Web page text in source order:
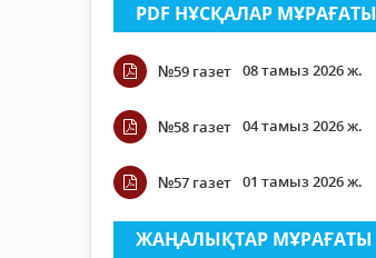
PDF НҰСҚАЛАР МҰРАҒАТЫ
№59 газет 08 тамыз 2026 ж.
№58 газет 04 тамыз 2026 ж.
№57 газет 01 тамыз 2026 ж.
ЖАҢАЛЫҚТАР МҰРАҒАТЫ